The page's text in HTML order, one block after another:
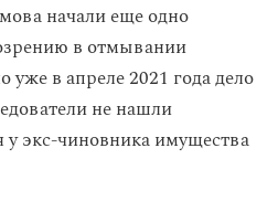
начали еще одно
в отмывании
уже в апреле 2021 года дело
не нашли
у экс-чиновника имущества